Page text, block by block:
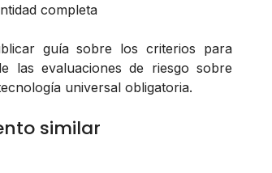
completa
guía sobre los criterios para
las evaluaciones de riesgo sobre
universal obligatoria.
similar